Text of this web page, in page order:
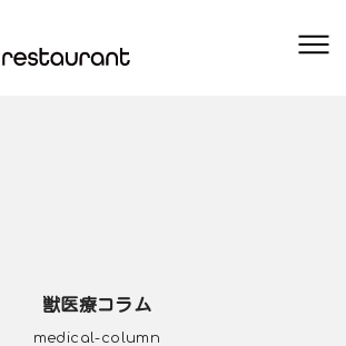
獣医療コラム
medical-column